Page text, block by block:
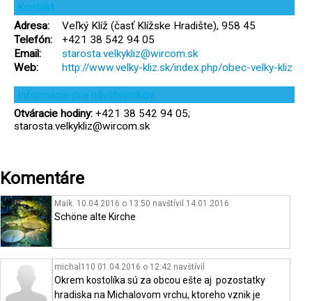
Kontakt
Adresa:
Veľký Klíž (časť Klížske Hradište), 958 45
Telefón:
+421 38 542 94 05
Email:
starosta.velkykliz@wircom.sk
Web:
http://www.velky-kliz.sk/index.php/obec-velky-kliz
Informácie pre návštevníkov
Otváracie hodiny: +421 38 542 94 05;
starosta.velkykliz@wircom.sk
Komentáre
Maik. 10.04.2016 o 13:50 navštívil 14.01.2016
Schöne alte Kirche
michal110 01.04.2016 o 12:42 navštívil
Okrem kostolíka sú za obcou ešte aj pozostatky
hradiska na Michalovom vrchu, ktoreho vznik je